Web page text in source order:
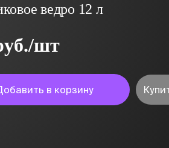
ведро 12 л
шт
в корзину